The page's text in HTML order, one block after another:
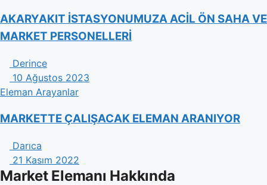
AKARYAKIT İSTASYONUMUZA ACİL ÖN SAHA VE
MARKET PERSONELLERİ
Derince
10 Ağustos 2023
Eleman Arayanlar
MARKETTE ÇALIŞACAK ELEMAN ARANIYOR
Darıca
21 Kasım 2022
Market Elemanı Hakkında